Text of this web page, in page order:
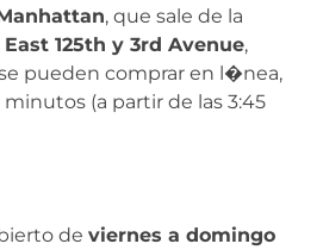
, que sale de la
East 125th y 3rd Avenue,
pueden comprar en l�nea,
(a partir de las 3:45
de viernes a domingo